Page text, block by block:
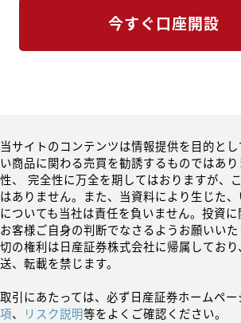
今すぐ口座開設
当サイトのコンテンツは情報提供を目的と
い商品に関わる売買を勧誘するものではあ
性、 完全性に万全を期してはおりますが、
はありません。また、当資料により生じた
についても当社は責任を負いません。投資に
お客様ご自身の判断でなさるようお願いい
切の権利は日産証券株式会社に帰属してお
送、転載を禁じます。
取引にあたっては、必ず日産証券ホームペー
項、 リスク説明等をよくご確認ください。